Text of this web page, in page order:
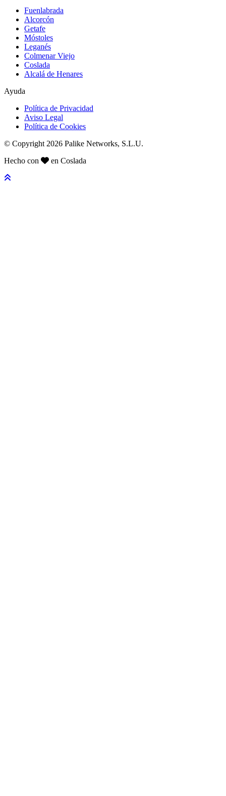
Fuenlabrada
Alcorcón
Getafe
Móstoles
Leganés
Colmenar Viejo
Coslada
Alcalá de Henares
Ayuda
Política de Privacidad
Aviso Legal
Política de Cookies
© Copyright 2026 Palike Networks, S.L.U.
Hecho con
en Coslada